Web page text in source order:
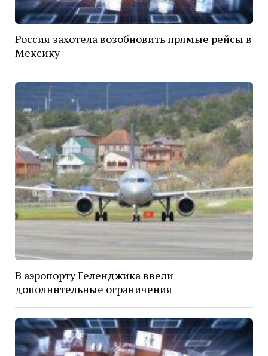
Россия захотела возобновить прямые рейсы в
Мексику
В аэропорту Геленджика ввели
дополнительные ограничения